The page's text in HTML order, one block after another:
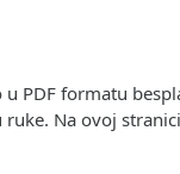
PDF formatu
Na ovoj